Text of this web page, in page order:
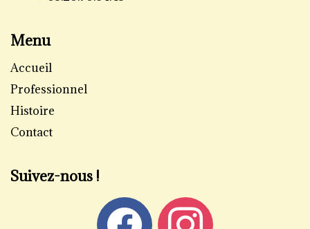
Menu
Accueil
Professionnel
Histoire
Contact
Suivez-nous !